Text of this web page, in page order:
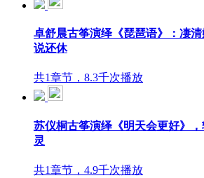
卓舒晨古筝演绎《琵琶语》：凄
说还休
共1章节，8.3千次播放
苏仪桐古筝演绎《明天会更好》
灵
共1章节，4.9千次播放